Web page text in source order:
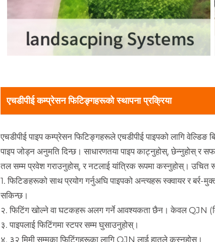
एचडीपीई कम्प्रेसन फिटिङ्गहरूको स्थापना प्रक्रिया
एचडीपीई पाइप कम्प्रेसन फिटिङ्गहरूले एचडीपीई पाइपको लागि
पाइप जोड्न अनुमति दिन्छ। साधारणतया पाइप काट्नुहोस्, छेन्नुहोस् र
तल सम्म प्रवेश गराउनुहोस्, र नटलाई यांत्रिक रूपमा कस्नुहोस्। उचित
1. फिटिङहरूको साथ प्रयोग गर्नुअघि पाइपको अन्त्यहरू स्क्वायर र बर्र-
सकिन्छ।
२. फिटिंग खोल्ने वा घटकहरू अलग गर्ने आवश्यकता छैन। केवल QJN
३. पाइपलाई फिटिंगमा स्टपर सम्म घुसाउनुहोस्।
४. ३२ मिमी सम्मका फिटिंगहरूका लागि QJN लाई हातले कस्नुहोस्।